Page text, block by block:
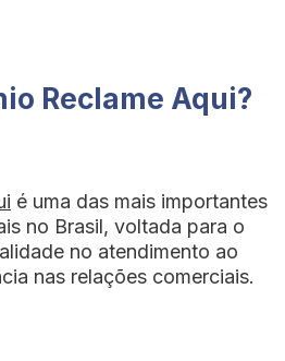
Reclame Aqui?
é uma das mais importantes
no Brasil, voltada para o
no atendimento ao
nas relações comerciais.